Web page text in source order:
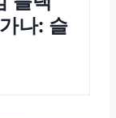
나: 슬